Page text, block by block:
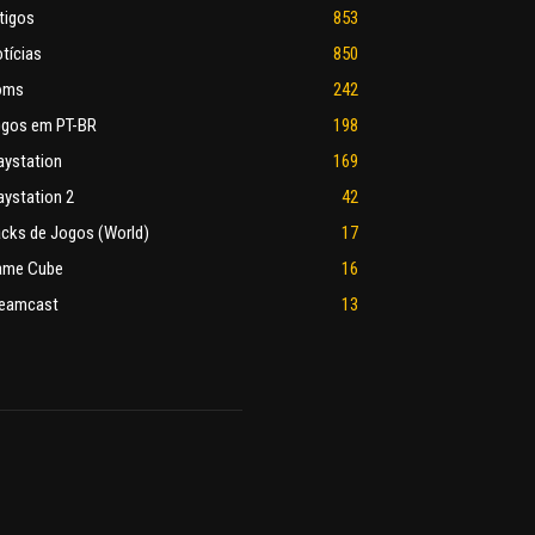
853
850
242
em PT-BR
198
169
2
42
de Jogos (World)
17
Cube
16
13